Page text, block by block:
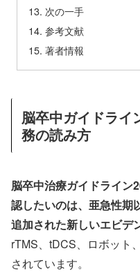
次の一手
参考文献
著者情報
脳卒中ガイドライ
務の読み方
脳卒中治療ガイドライン
認したいのは、亜急性期
追加された新しいエビデ
rTMS、tDCS、ロボット
されています。